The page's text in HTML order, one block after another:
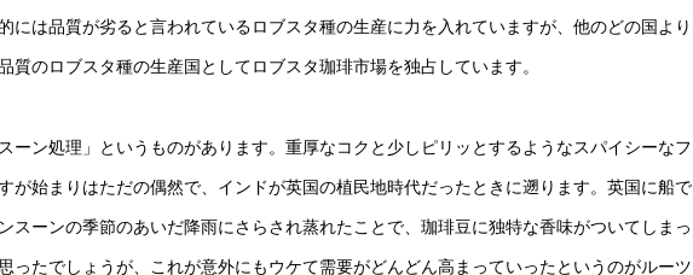
は品質が劣ると言われているロブスタ種の生産に力を入れていますが、他のどの国より
のロブスタ種の生産国としてロブスタ珈琲市場を独占しています。
ン処理」というものがあります。重厚なコクと少しピリッとするようなスパイシーなフ
が始まりはただの偶然で、インドが英国の植民地時代だったときに遡ります。英国に船で
スーンの季節のあいだ降雨にさらされ蒸れたことで、珈琲豆に独特な香味がついてしまっ
ったでしょうが、これが意外にもウケて需要がどんどん高まっていったというのがルーツ